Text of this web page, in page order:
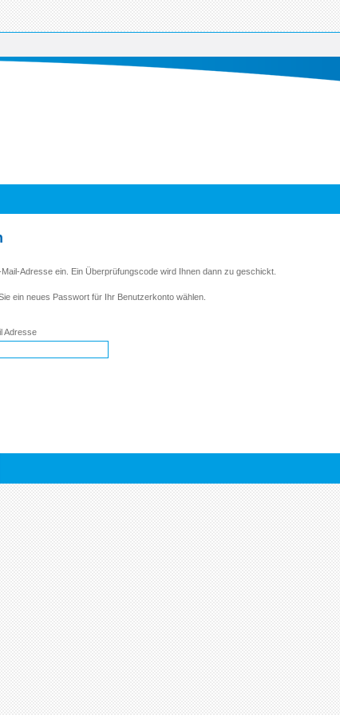
Adresse ein. Ein Überprüfungscode wird Ihnen dann zu geschickt.
ein neues Passwort für Ihr Benutzerkonto wählen.
Adresse